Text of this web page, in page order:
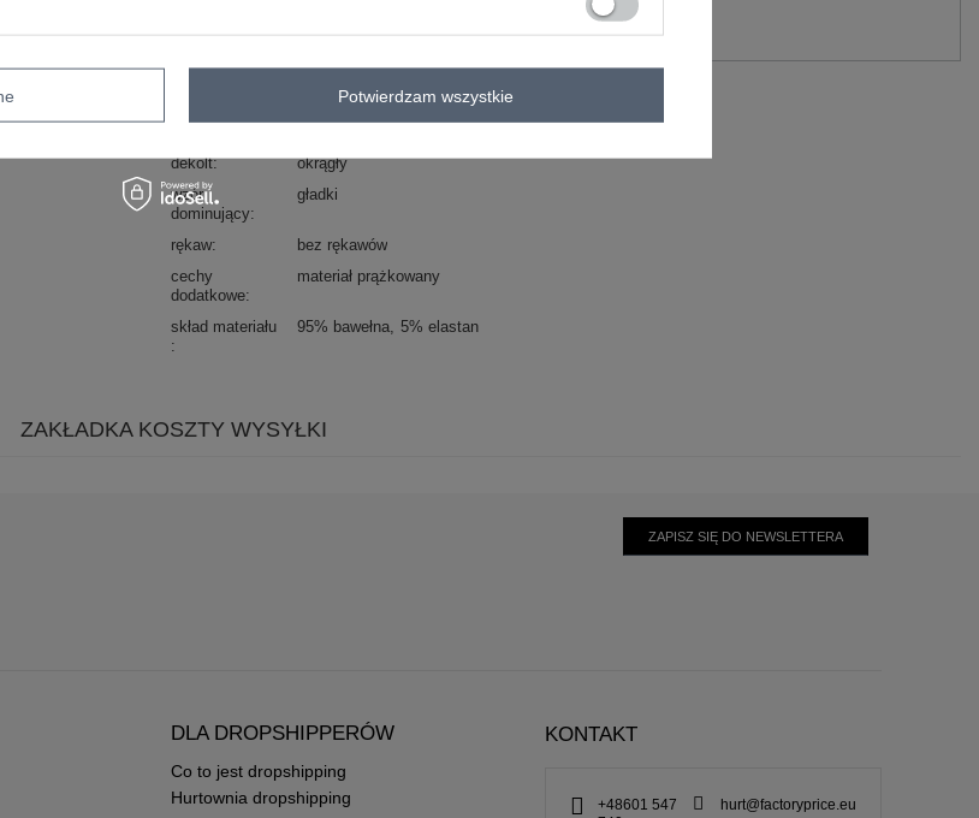
FA-BO-7126.72P
dekolt
okrągły
wzór
dominujący
gładki
rękaw
bez rękawów
cechy
dodatkowe
materiał prążkowany
skład materiału 95% bawełna 5% elastan
ZAKŁADKA KOSZTY WYSYŁKI
ZAPISZ SIĘ DO NEWSLETTERA
DLA DROPSHIPPERÓW
Co to jest dropshipping
Hurtownia dropshipping
KONTAKT
+48601 547
hurt@factoryprice.eu
Potwierdzam wszystkie